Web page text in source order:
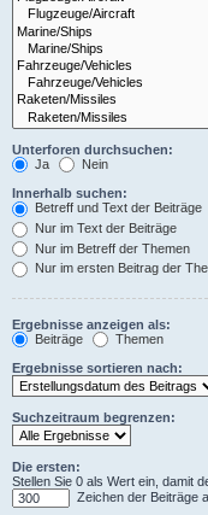
Unterforen durchsuchen:
Ja
Nein
Innerhalb suchen:
Betreff und Text der Beiträge
Nur im Text der Beiträge
Nur im Betreff der Themen
Nur im ersten Beitrag der
Ergebnisse anzeigen als:
Beiträge
Themen
Ergebnisse sortieren nach:
Suchzeitraum begrenzen:
Die ersten:
Stellen Sie 0 als Wert ein, damit
Zeichen der Beiträge